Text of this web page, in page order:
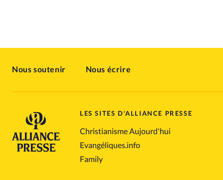
Nous soutenir Nous écrire
LES SITES D'ALLIANCE PRESSE
Christianisme Aujourd'hui
Evangéliques.info
Family